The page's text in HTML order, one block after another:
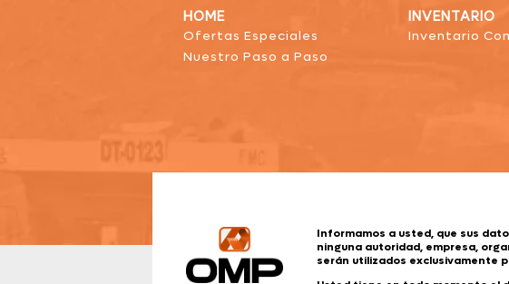
HOME
Ofertas Especiales
Nuestro Paso a Paso
INVENTARIO
Inventario
Informamos a usted, que sus
ninguna autoridad, empresa,
serán utilizados exclusivamente